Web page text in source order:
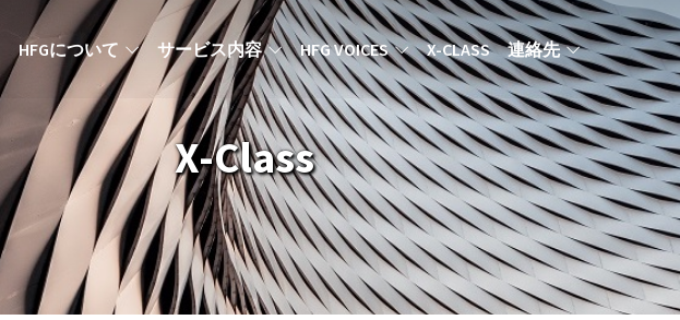
MAIN NAVIGATION JA
HFGについて サービス内容 HFG VOICES X-CLASS 連絡先
X-Class